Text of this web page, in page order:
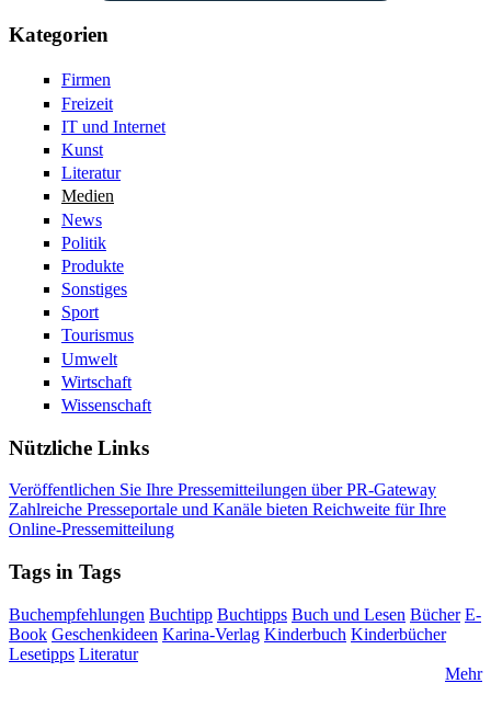
Kategorien
Firmen
Freizeit
IT und Internet
Kunst
Literatur
Medien
News
Politik
Produkte
Sonstiges
Sport
Tourismus
Umwelt
Wirtschaft
Wissenschaft
Nützliche Links
Veröffentlichen Sie Ihre Pressemitteilungen über PR-Gateway
Zahlreiche Presseportale und Kanäle bieten Reichweite für Ihre
Online-Pressemitteilung
Tags in Tags
Buchempfehlungen Buchtipp Buchtipps Buch und Lesen Bücher E-
Book Geschenkideen Karina-Verlag Kinderbuch Kinderbücher
Lesetipps Literatur
Mehr